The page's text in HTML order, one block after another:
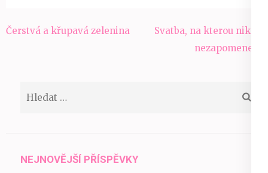
Navigace
Čerstvá a křupavá zelenina
Svatba, na kterou nikdy
nezapomenete
NEJNOVĚJŠÍ PŘÍSPĚVKY